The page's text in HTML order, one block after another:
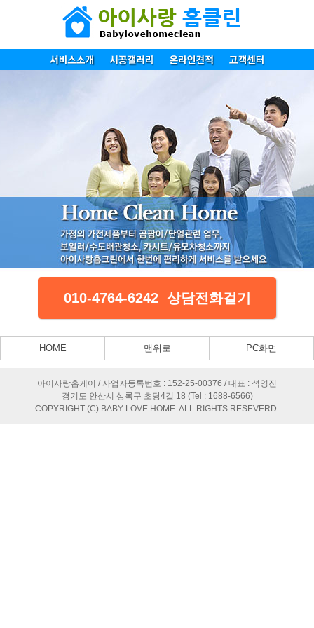
010-4764-6242 상담전화걸기
HOME 맨위로 PC화면
아이사랑홈케어 / 사업자등록번호 : 152-25-00376 / 대표 : 석영진
경기도 안산시 상록구 초당4길 18 (Tel : 1688-6566)
COPYRIGHT (C) BABY LOVE HOME. ALL RIGHTS RESEVERD.